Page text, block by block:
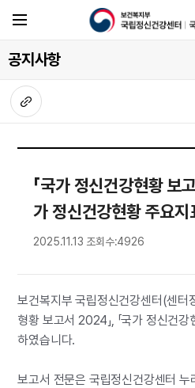
공지사항
「국가 정신건강현황 보
가 정신건강현황 주요
2025.11.13 조회수:4926
보건복지부 국립정신건강센터(센터
형황 보고서 2024」, 「국가 정신건
하였습니다.
보고서 전문은 국립정신건강센터